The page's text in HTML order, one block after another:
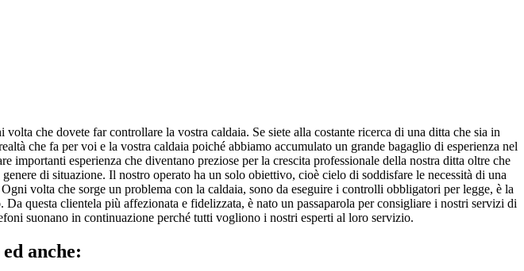
volta che dovete far controllare la vostra caldaia. Se siete alla costante ricerca di una ditta che sia in
che fa per voi e la vostra caldaia poiché abbiamo accumulato un grande bagaglio di esperienza nel
esperienza che diventano preziose per la crescita professionale della nostra ditta oltre che
di situazione. Il nostro operato ha un solo obiettivo, cioè cielo di soddisfare le necessità di una
volta che sorge un problema con la caldaia, sono da eseguire i controlli obbligatori per legge, è la
Da questa clientela più affezionata e fidelizzata, è nato un passaparola per consigliare i nostri servizi di
suonano in continuazione perché tutti vogliono i nostri esperti al loro servizio.
anche: